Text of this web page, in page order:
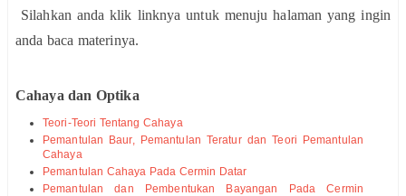
Silahkan anda klik linknya untuk menuju halaman yang ingin
anda baca materinya.
Cahaya dan Optika
Teori-Teori Tentang Cahaya
Pemantulan Baur, Pemantulan Teratur dan Teori Pemantulan
Cahaya
Pemantulan Cahaya Pada Cermin Datar
Pemantulan dan Pembentukan Bayangan Pada Cermin